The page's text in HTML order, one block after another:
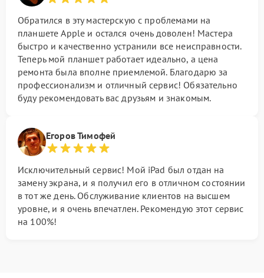
Обратился в эту мастерскую с проблемами на
планшете Apple и остался очень доволен! Мастера
быстро и качественно устранили все неисправности.
Теперь мой планшет работает идеально, а цена
ремонта была вполне приемлемой. Благодарю за
профессионализм и отличный сервис! Обязательно
буду рекомендовать вас друзьям и знакомым.
Егоров Тимофей
Исключительный сервис! Мой iPad был отдан на
замену экрана, и я получил его в отличном состоянии
в тот же день. Обслуживание клиентов на высшем
уровне, и я очень впечатлен. Рекомендую этот сервис
на 100%!